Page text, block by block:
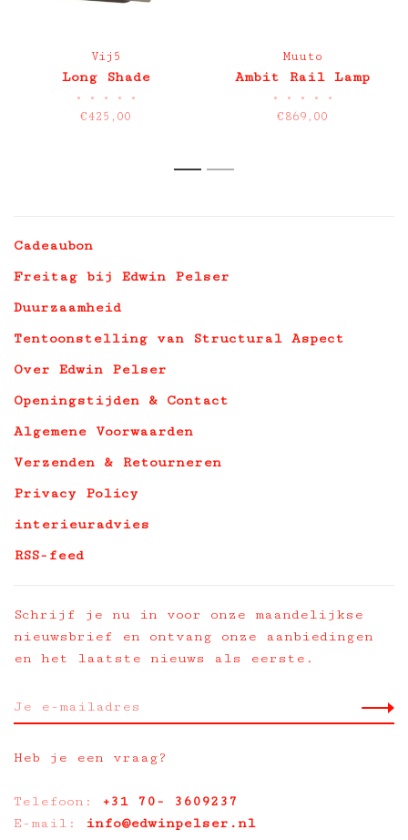
Vij5
Long Shade
• • • • •
€425,00
Muuto
Ambit Rail Lamp
• • • • •
€869,00
1 2
Cadeaubon
Freitag bij Edwin Pelser
Duurzaamheid
Tentoonstelling van Structural Aspect
Over Edwin Pelser
Openingstijden & Contact
Algemene Voorwaarden
Verzenden & Retourneren
Privacy Policy
interieuradvies
RSS-feed
Schrijf je nu in voor onze maandelijkse
nieuwsbrief en ontvang onze aanbiedingen
en het laatste nieuws als eerste.
Heb je een vraag?
Telefoon: +31 70- 3609237
E-mail:
info@edwinpelser.nl